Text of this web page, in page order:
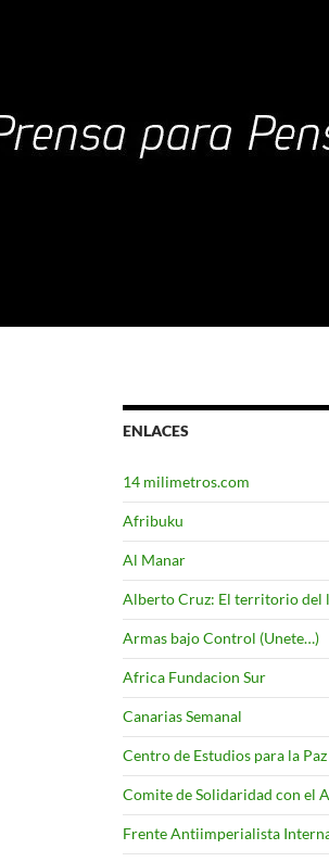
ENLACES
14 milimetros.com
Afribuku
Al Manar
Alberto Cruz: El territorio del
Armas bajo Control (Unete…)
Africa Fundacion Sur
Canarias Semanal
Centro de Estudios para la
Comite de Solidaridad con el
Frente Antiimperialista